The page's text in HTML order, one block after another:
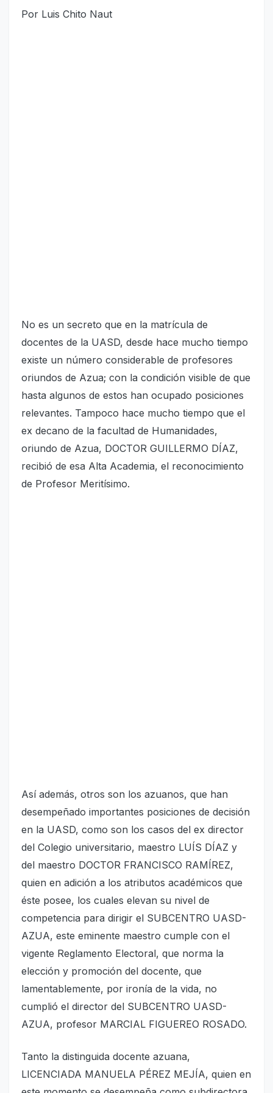
Por Luis Chito Naut
No es un secreto que en la matrícula de
docentes de la UASD, desde hace mucho tiempo
existe un número considerable de profesores
oriundos de Azua; con la condición visible de que
hasta algunos de estos han ocupado posiciones
relevantes. Tampoco hace mucho tiempo que el
ex decano de la facultad de Humanidades,
oriundo de Azua, DOCTOR GUILLERMO DÍAZ,
recibió de esa Alta Academia, el reconocimiento
de Profesor Meritísimo.
Así además, otros son los azuanos, que han
desempeñado importantes posiciones de decisión
en la UASD, como son los casos del ex director
del Colegio universitario, maestro LUÍS DÍAZ y
del maestro DOCTOR FRANCISCO RAMÍREZ,
quien en adición a los atributos académicos que
éste posee, los cuales elevan su nivel de
competencia para dirigir el SUBCENTRO UASD-
AZUA, este eminente maestro cumple con el
vigente Reglamento Electoral, que norma la
elección y promoción del docente, que
lamentablemente, por ironía de la vida, no
cumplió el director del SUBCENTRO UASD-
AZUA, profesor MARCIAL FIGUEREO ROSADO.
Tanto la distinguida docente azuana,
LICENCIADA MANUELA PÉREZ MEJÍA, quien en